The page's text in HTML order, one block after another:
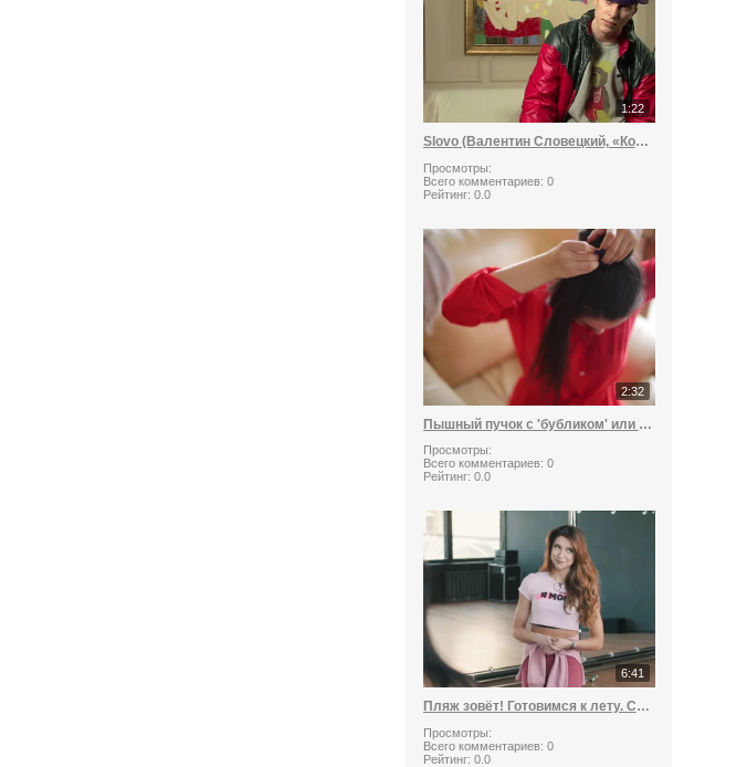
1:22
Slovo (Валентин Словецкий, «Константа») о перспективах рэпа
Просмотры:
Всего комментариев: 0
Рейтинг: 0.0
2:32
Пышный пучок с 'бубликом' или носком
Просмотры:
Всего комментариев: 0
Рейтинг: 0.0
6:41
Пляж зовёт! Готовимся к лету. Серия 1
Просмотры:
Всего комментариев: 0
Рейтинг: 0.0